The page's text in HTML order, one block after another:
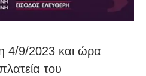
4/9/2023 και ώρα
του